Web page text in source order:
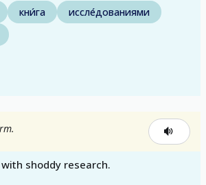
кни́га
иссле́дованиями
shoddy research.